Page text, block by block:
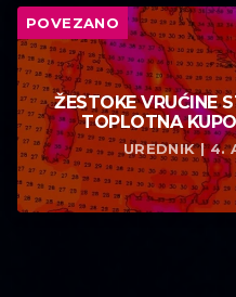
POVEZANO
ŽESTOKE VRUĆINE
TOPLOTNA
UREDNIK | 4.